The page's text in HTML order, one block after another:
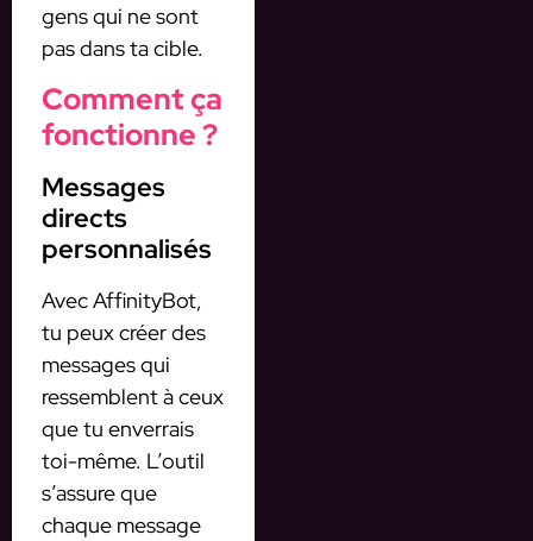
gens qui ne sont
pas dans ta cible.
Comment ça
fonctionne ?
Messages
directs
personnalisés
Avec AffinityBot,
tu peux créer des
messages qui
ressemblent à ceux
que tu enverrais
toi-même. L’outil
s’assure que
chaque message